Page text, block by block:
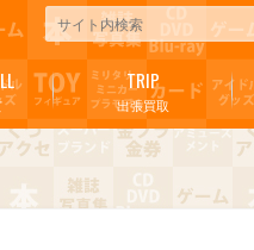
出張買取
TRIP